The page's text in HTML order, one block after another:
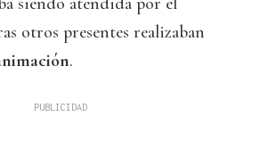
otros presentes realizaban
.